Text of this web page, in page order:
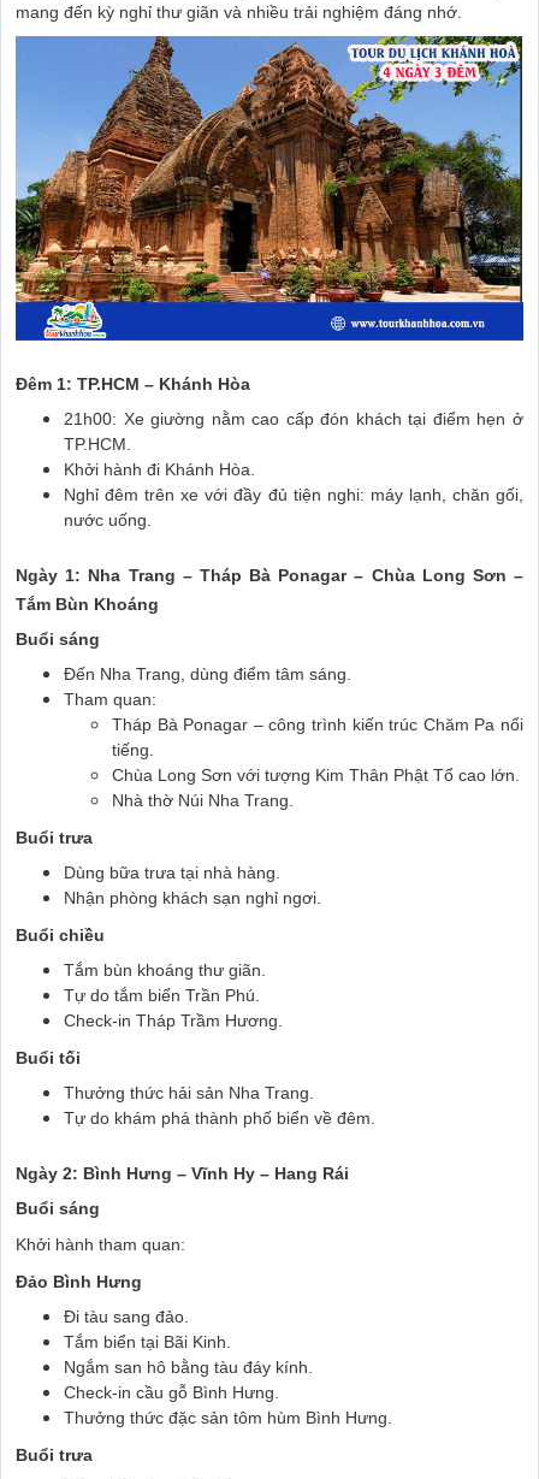
mang đến kỳ nghỉ thư giãn và nhiều trải nghiệm đáng nhớ.
Đêm 1: TP.HCM – Khánh Hòa
21h00: Xe giường nằm cao cấp đón khách tại điểm hẹn ở
TP.HCM.
Khởi hành đi Khánh Hòa.
Nghỉ đêm trên xe với đầy đủ tiện nghi: máy lạnh, chăn gối,
nước uống.
Ngày 1: Nha Trang – Tháp Bà Ponagar – Chùa Long Sơn –
Tắm Bùn Khoáng
Buổi sáng
Đến Nha Trang, dùng điểm tâm sáng.
Tham quan:
Tháp Bà Ponagar – công trình kiến trúc Chăm Pa nổi
tiếng.
Chùa Long Sơn với tượng Kim Thân Phật Tổ cao lớn.
Nhà thờ Núi Nha Trang.
Buổi trưa
Dùng bữa trưa tại nhà hàng.
Nhận phòng khách sạn nghỉ ngơi.
Buổi chiều
Tắm bùn khoáng thư giãn.
Tự do tắm biển Trần Phú.
Check-in Tháp Trầm Hương.
Buổi tối
Thưởng thức hải sản Nha Trang.
Tự do khám phá thành phố biển về đêm.
Ngày 2: Bình Hưng – Vĩnh Hy – Hang Rái
Buổi sáng
Khởi hành tham quan:
Đảo Bình Hưng
Đi tàu sang đảo.
Tắm biển tại Bãi Kinh.
Ngắm san hô bằng tàu đáy kính.
Check-in cầu gỗ Bình Hưng.
Thưởng thức đặc sản tôm hùm Bình Hưng.
Buổi trưa